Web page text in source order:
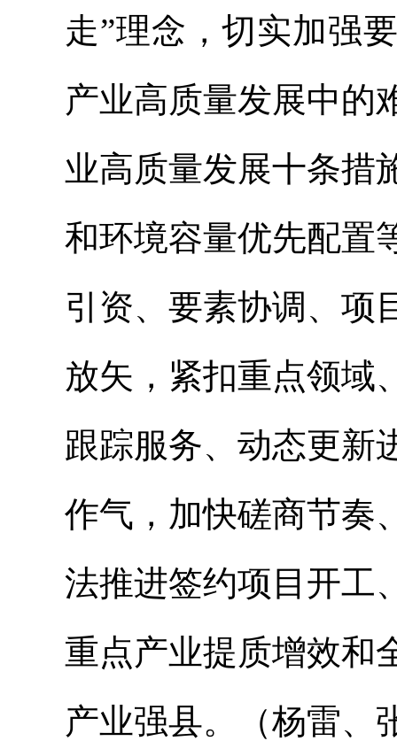
走”理念，切实加强
产业高质量发展中的
业高质量发展十条措
和环境容量优先配置
引资、要素协调、项
放矢，紧扣重点领域
跟踪服务、动态更新
作气，加快磋商节奏
法推进签约项目开工
重点产业提质增效和
产业强县。（杨雷、